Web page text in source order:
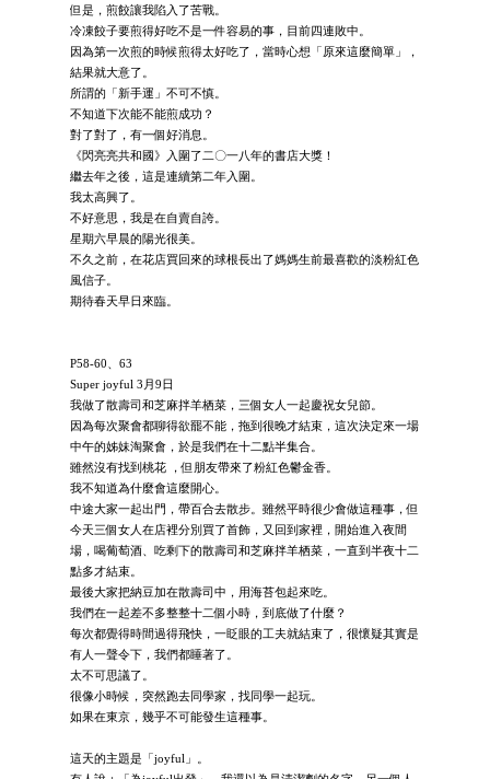
但是，煎餃讓我陷入了苦戰。
冷凍餃子要煎得好吃不是一件容易的事，目前四連敗中。
因為第一次煎的時候煎得太好吃了，當時心想「原來這麼簡單」，
結果就大意了。
所謂的「新手運」不可不慎。
不知道下次能不能煎成功？
對了對了，有一個好消息。
《閃亮亮共和國》入圍了二〇一八年的書店大獎！
繼去年之後，這是連續第二年入圍。
我太高興了。
不好意思，我是在自賣自誇。
星期六早晨的陽光很美。
不久之前，在花店買回來的球根長出了媽媽生前最喜歡的淡粉紅色
風信子。
期待春天早日來臨。
P58-60、63
Super joyful 3月9日
我做了散壽司和芝麻拌羊栖菜，三個女人一起慶祝女兒節。
因為每次聚會都聊得欲罷不能，拖到很晚才結束，這次決定來一場
中午的姊妹淘聚會，於是我們在十二點半集合。
雖然沒有找到桃花 ，但朋友帶來了粉紅色鬱金香。
我不知道為什麼會這麼開心。
中途大家一起出門，帶百合去散步。雖然平時很少會做這種事，但
今天三個女人在店裡分別買了首飾，又回到家裡，開始進入夜間
場，喝葡萄酒、吃剩下的散壽司和芝麻拌羊栖菜，一直到半夜十二
點多才結束。
最後大家把納豆加在散壽司中，用海苔包起來吃。
我們在一起差不多整整十二個小時，到底做了什麼？
每次都覺得時間過得飛快，一眨眼的工夫就結束了，很懷疑其實是
有人一聲令下，我們都睡著了。
太不可思議了。
很像小時候，突然跑去同學家，找同學一起玩。
如果在東京，幾乎不可能發生這種事。
這天的主題是「joyful」。